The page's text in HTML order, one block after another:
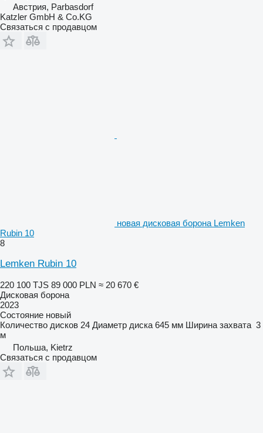
Австрия, Parbasdorf
Katzler GmbH & Co.KG
Связаться с продавцом
новая дисковая борона Lemken
Rubin 10
8
Lemken Rubin 10
220 100 TJS 89 000 PLN ≈ 20 670 €
Дисковая борона
2023
Состояние новый
Количество дисков 24 Диаметр диска 645 мм Ширина захвата 3
м
Польша, Kietrz
Связаться с продавцом